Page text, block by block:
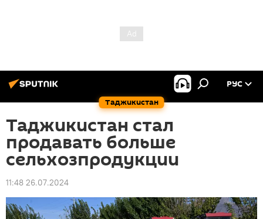
Таджикистан
РУС
Таджикистан стал
продавать больше
сельхозпродукции
11:48 26.07.2024